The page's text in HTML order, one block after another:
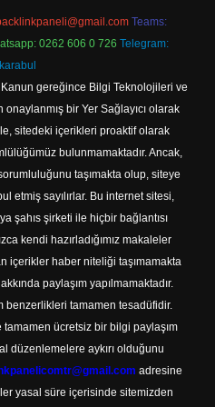
Teams:
0262 606 0 726 Telegram:
Kanun gereğince Bilgi Teknolojileri ve
onaylanmış bir Yer Sağlayıcı olarak
sitedeki içerikleri proaktif olarak
bulunmamaktadır. Ancak,
taşımakta olup, siteye
etmiş sayılırlar. Bu internet sitesi,
şahıs şirketi ile hiçbir bağlantısı
kendi hazırladığımız makaleler
içerikler haber niteliği taşımamakta
paylaşım yapılmamaktadır.
benzerlikleri tamamen tesadüfidir.
tamamen ücretsiz bir bilgi paylaşım
düzenlemelere aykırı olduğunu
adresine
yasal süre içerisinde sitemizden